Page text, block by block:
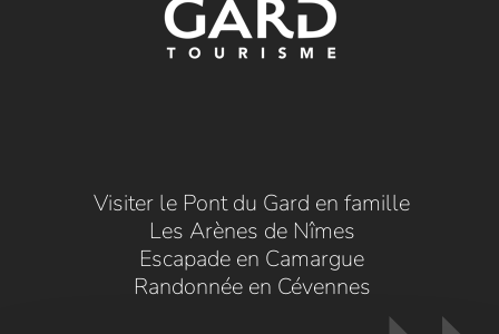
Visiter le Pont du Gard en famille
Les Arènes de Nîmes
Escapade en Camargue
Randonnée en Cévennes